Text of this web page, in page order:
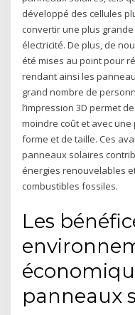
développé des cellules
convertir une plus
électricité. De plus, de
été mises au point pour
rendant ainsi les
grand nombre de
l’impression 3D permet
moindre coût et avec
forme et de taille. Ces
panneaux solaires
énergies renouvelables
combustibles fossiles.
Les
panneaux